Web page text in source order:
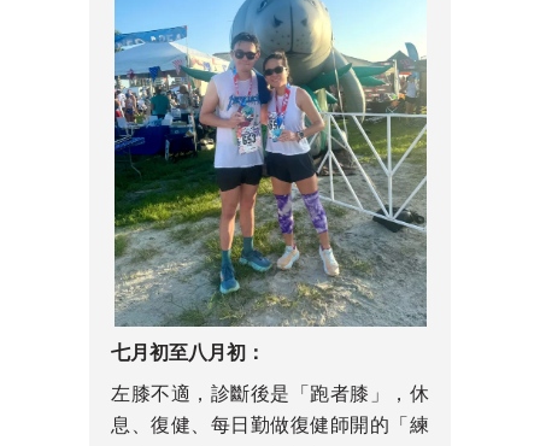
七月初至八月初：
左膝不適，診斷後是「跑者膝」，休
息、復健、每日勤做復健師開的「練